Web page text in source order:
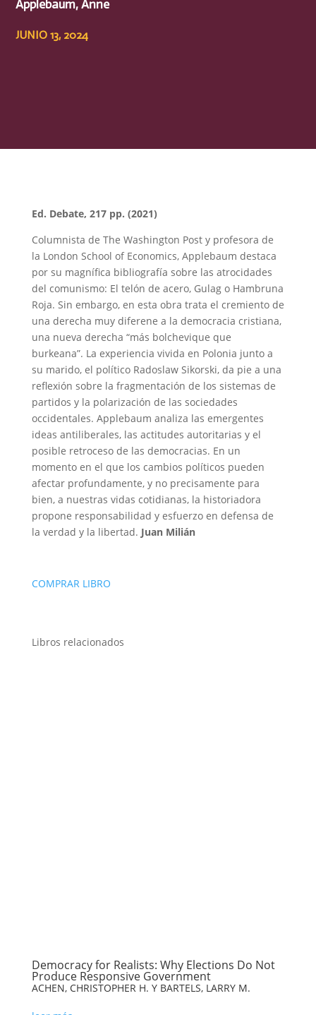
Applebaum, Anne
JUNIO 13, 2024
Ed. Debate, 217 pp. (2021)
Columnista de The Washington Post y profesora de
la London School of Economics, Applebaum destaca
por su magnífica bibliografía sobre las atrocidades
del comunismo: El telón de acero, Gulag o Hambruna
Roja. Sin embargo, en esta obra trata el cremiento de
una derecha muy diferene a la democracia cristiana,
una nueva derecha “más bolchevique que
burkeana”. La experiencia vivida en Polonia junto a
su marido, el político Radoslaw Sikorski, da pie a una
reflexión sobre la fragmentación de los sistemas de
partidos y la polarización de las sociedades
occidentales. Applebaum analiza las emergentes
ideas antiliberales, las actitudes autoritarias y el
posible retroceso de las democracias. En un
momento en el que los cambios políticos pueden
afectar profundamente, y no precisamente para
bien, a nuestras vidas cotidianas, la historiadora
propone responsabilidad y esfuerzo en defensa de
la verdad y la libertad. Juan Milián
COMPRAR LIBRO
Libros relacionados
Democracy for Realists: Why Elections Do Not
Produce Responsive Government
ACHEN, CHRISTOPHER H. Y BARTELS, LARRY M.